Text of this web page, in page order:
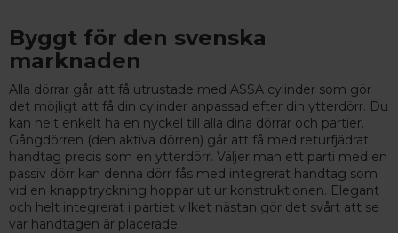
Byggt för den svenska
marknaden
Alla dörrar går att få utrustade med ASSA cylinder som gör
det möjligt att få din cylinder anpassad efter din ytterdörr. Du
kan helt enkelt ha en nyckel till alla dina dörrar och partier.
Gångdörren (den aktiva dörren) går att få med returfjädrat
handtag precis som en ytterdörr. Väljer man ett parti med en
passiv dörr kan denna dörr fås med integrerat handtag som
vid en knapptryckning hoppar ut ur konstruktionen. Elegant
och helt integrerat i partiet vilket nästan gör det svårt att se
var handtagen är placerade.